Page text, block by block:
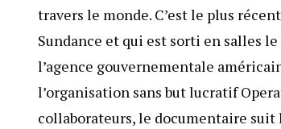
travers le monde. C’est le plus
Sundance et qui est sorti en salles
l’agence gouvernementale
l’organisation sans but lucratif
collaborateurs, le documentaire suit